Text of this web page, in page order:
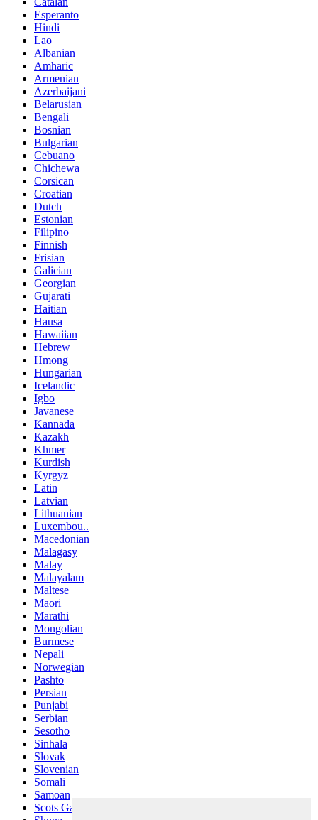
Esperanto
Hindi
Lao
Albanian
Amharic
Armenian
Azerbaijani
Belarusian
Bengali
Bosnian
Bulgarian
Cebuano
Chichewa
Corsican
Croatian
Dutch
Estonian
Filipino
Finnish
Frisian
Galician
Georgian
Gujarati
Haitian
Hausa
Hawaiian
Hebrew
Hmong
Hungarian
Icelandic
Igbo
Javanese
Kannada
Kazakh
Khmer
Kurdish
Kyrgyz
Latin
Latvian
Lithuanian
Luxembou..
Macedonian
Malagasy
Malay
Malayalam
Maltese
Maori
Marathi
Mongolian
Burmese
Nepali
Norwegian
Pashto
Persian
Punjabi
Serbian
Sesotho
Sinhala
Slovak
Slovenian
Somali
Samoan
Scots Gaelic